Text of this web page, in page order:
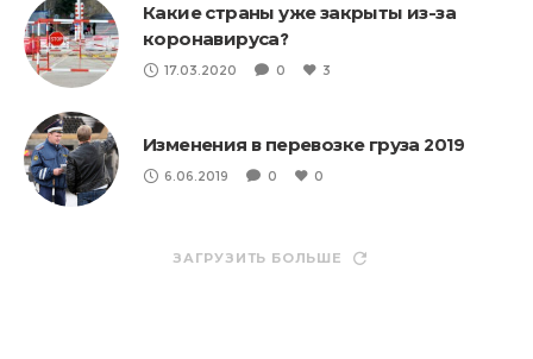
Какие страны уже закрыты из-за
коронавируса?
17.03.2020 0 3
Изменения в перевозке груза 2019
6.06.2019 0 0
ЗАГРУЗИТЬ БОЛЬШЕ